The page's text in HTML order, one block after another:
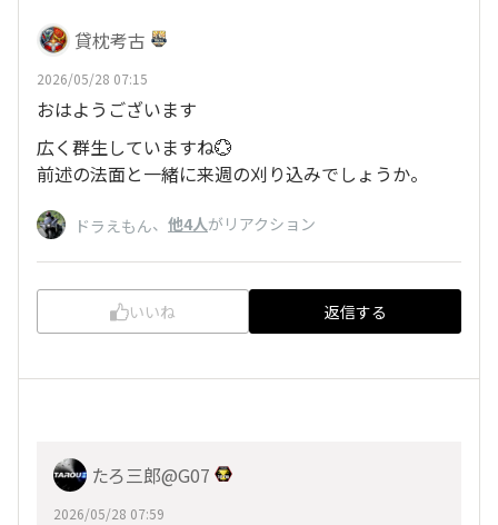
貸枕考古
2026/05/28 07:15
おはようございます
広く群生していますね💮
前述の法面と一緒に来週の刈り込みでしょうか。
ドラえもん、 他4人がリアクション
いいね 返信する
たろ三郎@G07
2026/05/28 07:59